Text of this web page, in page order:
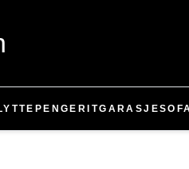
PENGER ITGARASJE